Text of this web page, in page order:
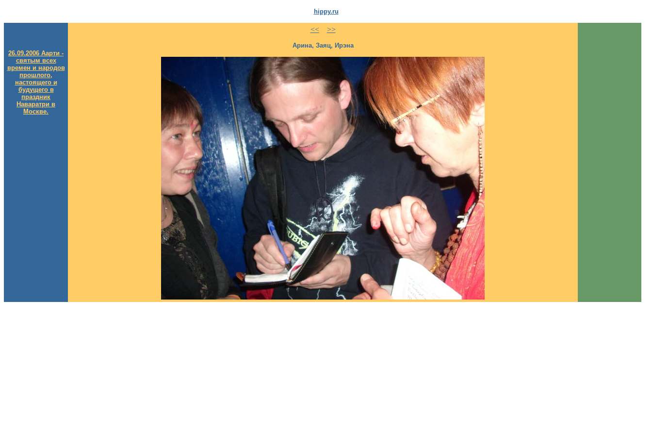
hippy.ru
26.09.2006 Аарти -
святым всех
времен и народов
прошлого,
настоящего и
будущего в
праздник
Наваратри в
Москве.
<< >>
Арина, Заяц, Ирэна